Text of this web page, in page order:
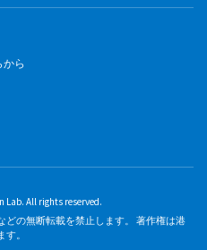
ら
Lab. All rights reserved.
の無断転載を禁止します。 著作権は港
。